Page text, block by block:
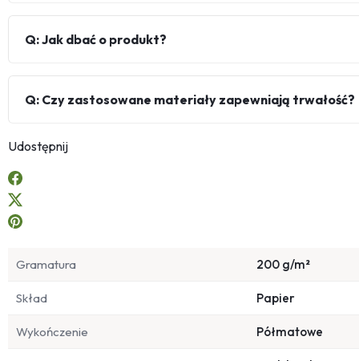
Q: Jak dbać o produkt?
Q: Czy zastosowane materiały zapewniają trwałość?
Udostępnij
Gramatura 200 g/m²
Skład Papier
Wykończenie Półmatowe